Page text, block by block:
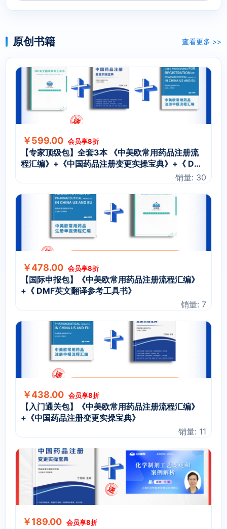
原创书籍 查看更多 >>
￥599.00 会员享8折
【专家顶级包】全套3本 《中美欧常用药品注册流
程汇编》+《中国药品注册变更实操宝典》+《 DMF
销量: 30
￥478.00 会员享8折
【国际申报包】《中美欧常用药品注册流程汇编》
+《 DMF英文翻译参考工具书》
销量: 7
￥438.00 会员享8折
【入门通关包】《中美欧常用药品注册流程汇编》
+《中国药品注册变更实操宝典》
销量: 11
￥189.00 会员享8折